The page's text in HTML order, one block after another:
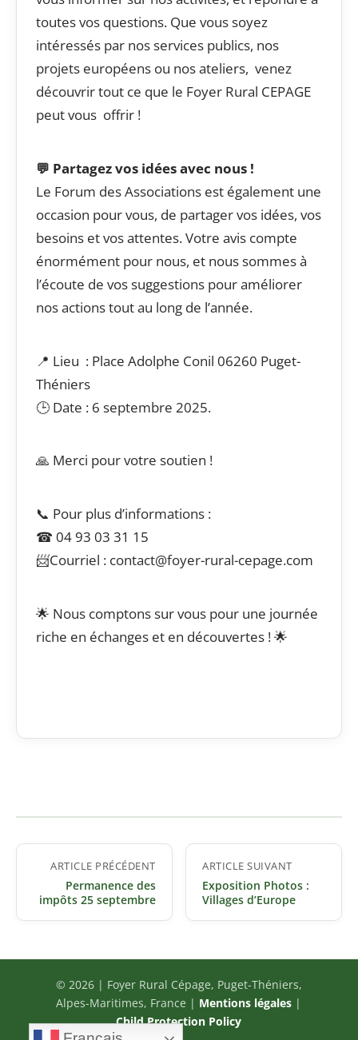
toutes vos questions. Que vous soyez
intéressés par nos services publics, nos
projets européens ou nos ateliers, venez
découvrir tout ce que le Foyer Rural CEPAGE
peut vous offrir !
💬 Partagez vos idées avec nous !
Le Forum des Associations est également une
occasion pour vous, de partager vos idées, vos
besoins et vos attentes. Votre avis compte
énormément pour nous, et nous sommes à
l’écoute de vos suggestions pour améliorer
nos actions tout au long de l’année.
📍 Lieu : Place Adolphe Conil 06260 Puget-
Théniers
🕒 Date : 6 septembre 2025.
🙏 Merci pour votre soutien !
📞 Pour plus d’informations :
☎ 04 93 03 31 15
📨Courriel : contact@foyer-rural-cepage.com
🌟 Nous comptons sur vous pour une journée
riche en échanges et en découvertes ! 🌟
Navigation
l’article
ARTICLE PRÉCÉDENT
Permanence des
impôts 25 septembre
ARTICLE SUIVANT
Exposition Photos :
Villages d’Europe
© 2026 | Foyer Rural Cépage, Puget-Théniers,
Alpes-Maritimes, France | Mentions légales |
Child Protection Policy